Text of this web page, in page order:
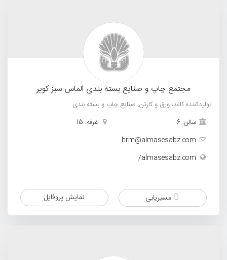
مجتمع چاپ و صنایع بسته بندی الماس سبز کویر
تولیدکننده کاغذ، ورق و کارتن. صنایع چاپ و بسته بندی
سالن: 6
غرفه: 15
hrm@almasesabz.com
almasesabz.com/
مسیریابی نمایش پروفایل